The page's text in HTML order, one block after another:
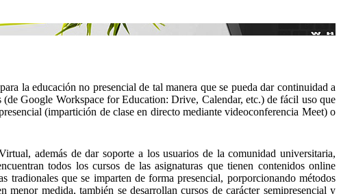
la educación no presencial de tal manera que se pueda dar continuidad a
Google Workspace for Education: Drive, Calendar, etc.) de fácil uso que
(impartición de clase en directo mediante videoconferencia Meet) o
además de dar soporte a los usuarios de la comunidad universitaria,
todos los cursos de las asignaturas que tienen contenidos online
que se imparten de forma presencial, porporcionando métodos
medida, también se desarrollan cursos de carácter semipresencial y